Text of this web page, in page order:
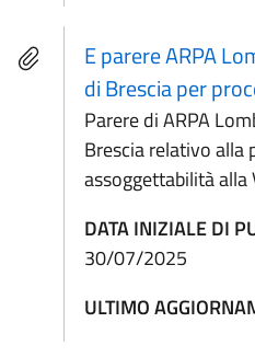
E parere ARPA
di Brescia per
Parere di ARPA
Brescia relativo alla
assoggettabilità alla
DATA INIZIALE DI
30/07/2025
ULTIMO